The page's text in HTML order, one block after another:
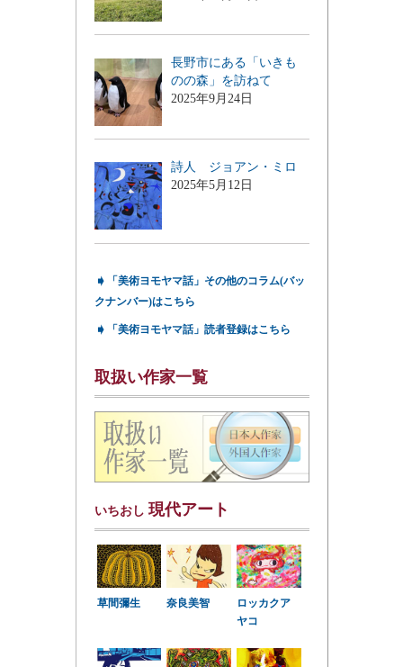
長野市にある「いきも
のの森」を訪ねて
2025年9月24日
詩人 ジョアン・ミロ
2025年5月12日
➧
「美術ヨモヤマ話」その他のコラム(バッ
クナンバー)はこちら
➧ 「美術ヨモヤマ話」読者登録はこちら
取扱い作家一覧
いちおし 現代アート
草間彌生 奈良美智
ロッカクア
ヤコ